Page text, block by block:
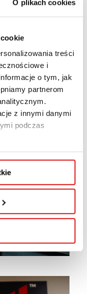
O plikach cookies
treści
i
o tym, jak
partnerom
z innymi danymi
podczas